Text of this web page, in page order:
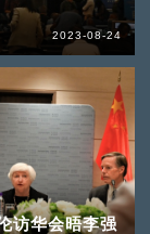
2023-08-24
访华会晤李强